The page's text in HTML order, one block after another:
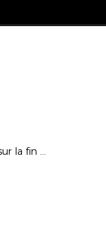
France 3 PDL : zoom sur la fin de saison du Mans FC et Laval !